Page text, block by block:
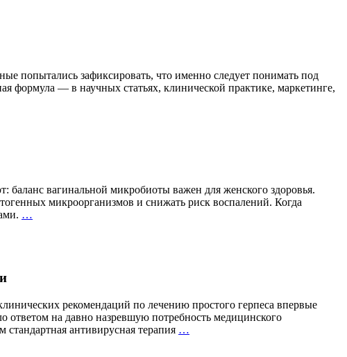
попытались зафиксировать, что именно следует понимать под
формула — в научных статьях, клинической практике, маркетинге,
баланс вагинальной микробиоты важен для женского здоровья.
микроорганизмов и снижать риск воспалений. Когда
…
пробиотиков
рекомендаций по лечению простого герпеса впервые
ответом на давно назревшую потребность медицинского
антивирусная терапия …